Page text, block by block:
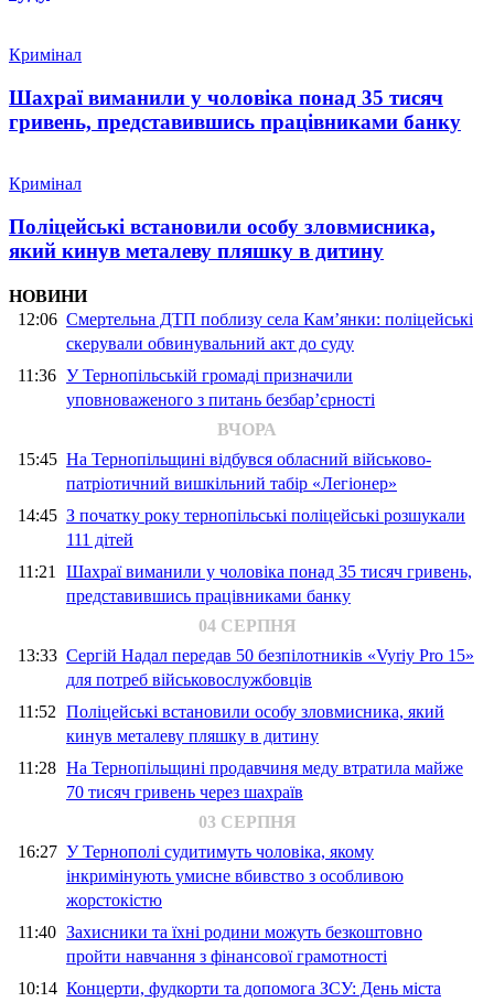
Кримінал
Шахраї виманили у чоловіка понад 35 тисяч
гривень, представившись працівниками банку
Кримінал
Поліцейські встановили особу зловмисника,
який кинув металеву пляшку в дитину
НОВИНИ
12:06 Смертельна ДТП поблизу села Кам’янки: поліцейські
скерували обвинувальний акт до суду
11:36 У Тернопільській громаді призначили
уповноваженого з питань безбар’єрності
ВЧОРА
15:45 На Тернопільщині відбувся обласний військово-
патріотичний вишкільний табір «Легіонер»
14:45 З початку року тернопільські поліцейські розшукали
111 дітей
11:21 Шахраї виманили у чоловіка понад 35 тисяч гривень,
представившись працівниками банку
04 СЕРПНЯ
13:33 Сергій Надал передав 50 безпілотників «Vyriy Pro 15»
для потреб військовослужбовців
11:52 Поліцейські встановили особу зловмисника, який
кинув металеву пляшку в дитину
11:28 На Тернопільщині продавчиня меду втратила майже
70 тисяч гривень через шахраїв
03 СЕРПНЯ
16:27 У Тернополі судитимуть чоловіка, якому
інкримінують умисне вбивство з особливою
жорстокістю
11:40 Захисники та їхні родини можуть безкоштовно
пройти навчання з фінансової грамотності
10:14 Концерти, фудкорти та допомога ЗСУ: День міста